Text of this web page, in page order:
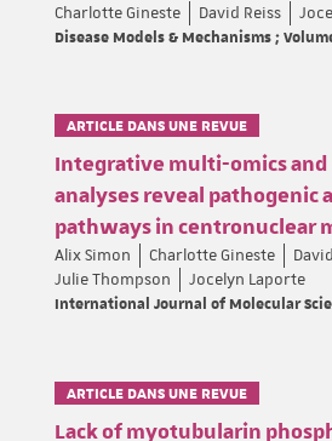
Charlotte Gineste David Reiss
Disease Models & Mechanisms ;
ARTICLE DANS UNE REVUE
Integrative multi-omics
analyses reveal pathogenic
pathways in centronuclear
Alix Simon Charlotte Gineste
Julie Thompson
Jocelyn Laporte
International Journal of Molecular
ARTICLE DANS UNE REVUE
Lack of myotubularin